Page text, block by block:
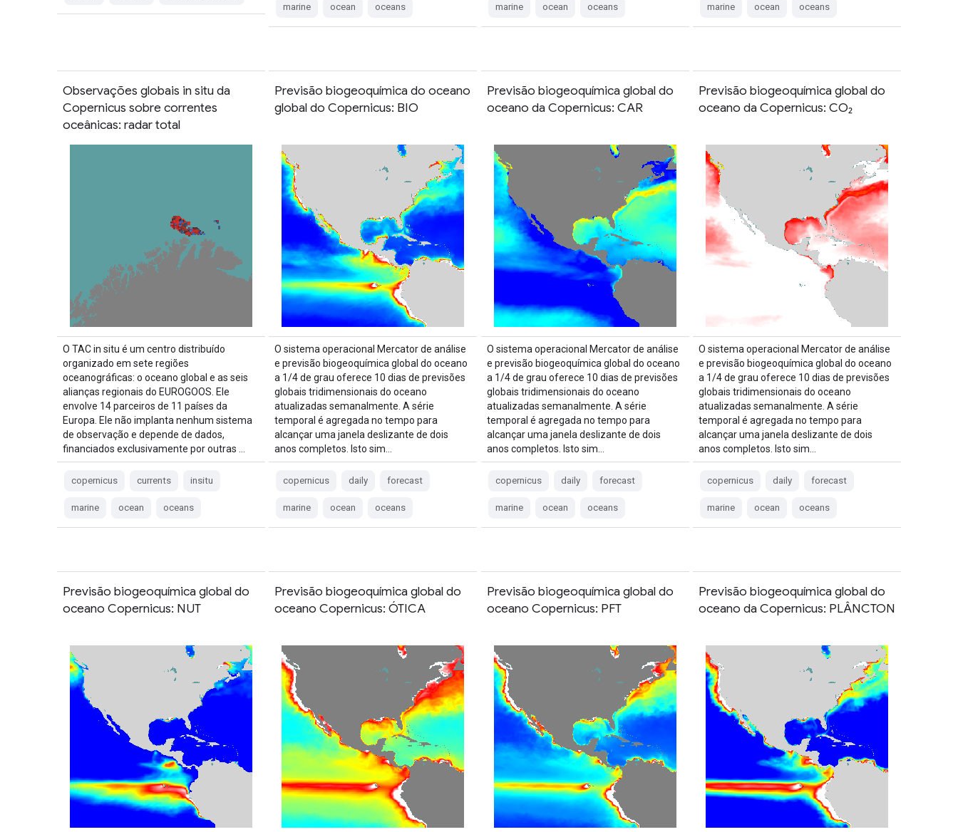
marine ocean oceans marine ocean oceans marine ocean oceans
Observações globais in situ da
Copernicus sobre correntes
oceânicas: radar total
O TAC in situ é um centro distribuído
organizado em sete regiões
oceanográficas: o oceano global e as seis
alianças regionais do EUROGOOS. Ele
envolve 14 parceiros de 11 países da
Europa. Ele não implanta nenhum sistema
de observação e depende de dados,
financiados exclusivamente por outras …
copernicus currents insitu
marine ocean oceans
Previsão biogeoquímica do oceano
global do Copernicus: BIO
O sistema operacional Mercator de análise
e previsão biogeoquímica global do oceano
a 1/4 de grau oferece 10 dias de previsões
globais tridimensionais do oceano
atualizadas semanalmente. A série
temporal é agregada no tempo para
alcançar uma janela deslizante de dois
anos completos. Isto sim…
copernicus daily forecast
marine ocean oceans
Previsão biogeoquímica global do
oceano da Copernicus: CAR
O sistema operacional Mercator de análise
e previsão biogeoquímica global do oceano
a 1/4 de grau oferece 10 dias de previsões
globais tridimensionais do oceano
atualizadas semanalmente. A série
temporal é agregada no tempo para
alcançar uma janela deslizante de dois
anos completos. Isto sim…
copernicus daily forecast
marine ocean oceans
Previsão biogeoquímica global do
oceano da Copernicus: CO₂
O sistema operacional Mercator de análise
e previsão biogeoquímica global do oceano
a 1/4 de grau oferece 10 dias de previsões
globais tridimensionais do oceano
atualizadas semanalmente. A série
temporal é agregada no tempo para
alcançar uma janela deslizante de dois
anos completos. Isto sim…
copernicus daily forecast
marine ocean oceans
Previsão biogeoquímica global do
oceano Copernicus: NUT
Previsão biogeoquímica global do
oceano Copernicus: ÓTICA
Previsão biogeoquímica global do
oceano Copernicus: PFT
Previsão biogeoquímica global do
oceano da Copernicus: PLÂNCTON